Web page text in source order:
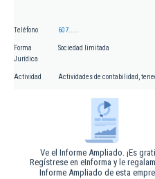
Teléfono 607.....
Forma
Jurídica
Sociedad limitada
Actividad Actividades de contabilidad,
Ve el Informe Ampliado. ¡Es
Regístrese en eInforma y le
Informe Ampliado de esta